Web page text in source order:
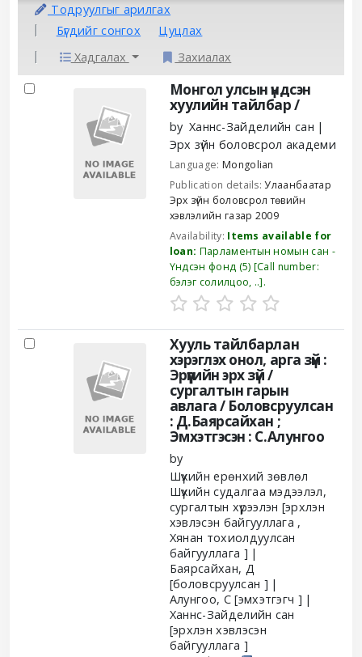
Тодруулгыг арилгах
Бүгдийг сонгох
Цуцлах
Хадгалах
Захиалах
Results
Монгол улсын үндсэн
хуулийн тайлбар /
by Ханнс-Зайделийн сан
Эрх зүйн боловсрол академи
Language: Mongolian
Publication details:Улаанбаатар
Эрх зүйн боловсрол төвийн
хэвлэлийн газар 2009
Availability: Items available for
loan: Парламентын номын сан -
Үндсэн фонд (5) Call number:
бэлэг солилцоо, .. .
Хууль тайлбарлан
хэрэглэх онол, арга зүй :
Эрүүгийн эрх зүй /
сургалтын гарын
авлага / Боловсруулсан
: Д.Баярсайхан ;
Эмхэтгэсэн : С.Алунгоо
by
Шүүхийн ерөнхий зөвлөл
Шүүхийн судалгаа мэдээлэл,
сургалтын хүрээлэн [эрхлэн
хэвлэсэн байгууллага ,
Хянан тохиолдуулсан
байгууллага ]
Баярсайхан, Д
[боловсруулсан ]
Алунгоо, С[эмхэтгэгч ]
Ханнс-Зайделийн сан
[эрхлэн хэвлэсэн
байгууллага ]